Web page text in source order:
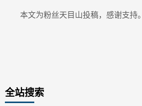
本文为粉丝天目山投稿，感谢支持。
全站搜索